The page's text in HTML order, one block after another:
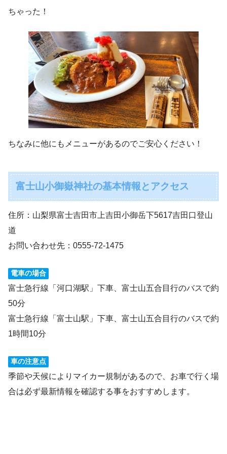
ちゃった！
ちなみに他にもメニューがあるのでご安心ください！
富士山小御嶽神社の基本情報とアクセス
住所：山梨県富士吉田市上吉田小御岳下5617吉田口登山
道
お問い合わせ先：0555-72-1475
電車の場合
富士急行線「河口湖駅」下車、富士山五合目行のバスで約
50分
富士急行線「富士山駅」下車、富士山五合目行のバスで約
1時間10分
車の注意点
季節や天候によりマイカー規制があるので、お車で行く場
合は必ず最新情報を確認する事をおすすめします。